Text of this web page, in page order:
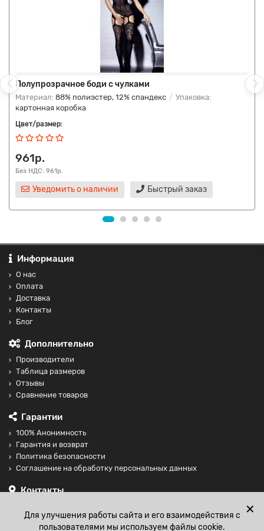
Полупрозрачное боди с чулками
Материал: 88% полиэстер, 12% спандекс
Упаковка:
картонная коробка
Цвет/размер:
961р.
Без НДС: 961р.
Уведомить о наличии Быстрый заказ
Информация
О нас
Оплата
Доставка
Контакты
Блог
Дополнительно
Производители
Таблица размеров
Отзывы
Сравнение товаров
Гарантии
100% Анонимность
Гарантия и возврат
Политика безопасности
Соглашение на обработку персональных данных
Контакты
sales@fisting-shop.ru
✕
Для улучшения работы сайта и его взаимодействия с
пользователями мы используем файлы cookie.